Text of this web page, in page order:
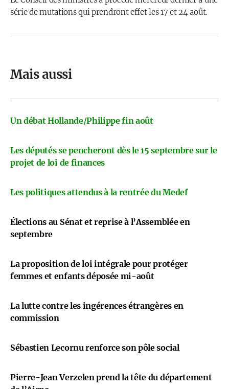
série de mutations qui prendront effet les 17 et 24 août.
Mais aussi
Un débat Hollande/Philippe fin août
Les députés se pencheront dès le 15 septembre sur le
projet de loi de finances
Les politiques attendus à la rentrée du Medef
Élections au Sénat et reprise à l’Assemblée en
septembre
La proposition de loi intégrale pour protéger
femmes et enfants déposée mi-août
La lutte contre les ingérences étrangères en
commission
Sébastien Lecornu renforce son pôle social
Pierre-Jean Verzelen prend la tête du département